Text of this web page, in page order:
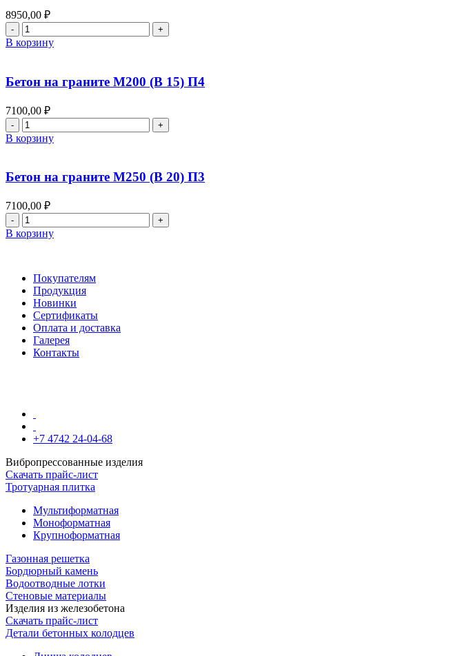
20)
П4
8950,00 ₽
Количество
товара
Бетон
М450
35)
П4
В корзину
Бетон на граните М200 (В 15) П4
7100,00 ₽
Количество
товара
Бетон
граните
М200
15)
П4
В корзину
Бетон на граните М250 (В 20) П3
7100,00 ₽
Количество
товара
Бетон
М250
(В
20)
П3
В корзину
Покупателям
Продукция
Новинки
Сертификаты
Оплата и доставка
Галерея
Контакты
+7 4742 24-04-68
Вибропрессованные изделия
Скачать прайс-лист
Тротуарная плитка
Мультиформатная
Моноформатная
Крупноформатная
Газонная решетка
Бордюрный камень
Водоотводные лотки
Стеновые материалы
Изделия из железобетона
Скачать прайс-лист
Детали бетонных колодцев